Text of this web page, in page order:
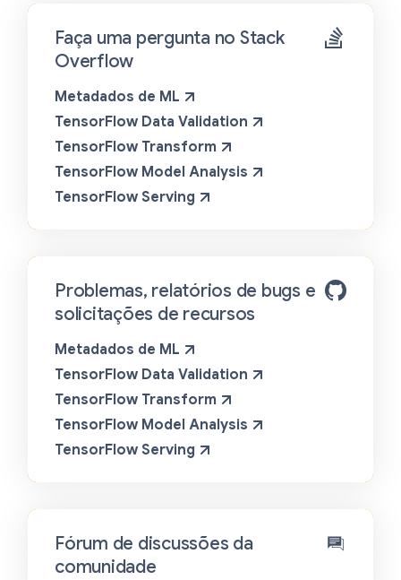
Faça uma pergunta no Stack
Overflow
Metadados de ML
TensorFlow Data Validation
TensorFlow Transform
TensorFlow Model Analysis
TensorFlow Serving
Problemas, relatórios de bugs e
solicitações de recursos
Metadados de ML
TensorFlow Data Validation
TensorFlow Transform
TensorFlow Model Analysis
TensorFlow Serving
Fórum de discussões da
comunidade